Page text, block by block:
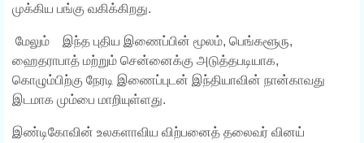
முக்கிய பங்கு வகிக்கிறது.
மேலும் இந்த புதிய இணைப்பின் மூலம், பெங்களூரு,
ஹைதராபாத் மற்றும் சென்னைக்கு அடுத்தபடியாக,
கொழும்பிற்கு நேரடி இணைப்புடன் இந்தியாவின் நான்காவது
இடமாக மும்பை மாறியுள்ளது.
இண்டிகோவின் உலகளாவிய விற்பனைத் தலைவர் வினய்